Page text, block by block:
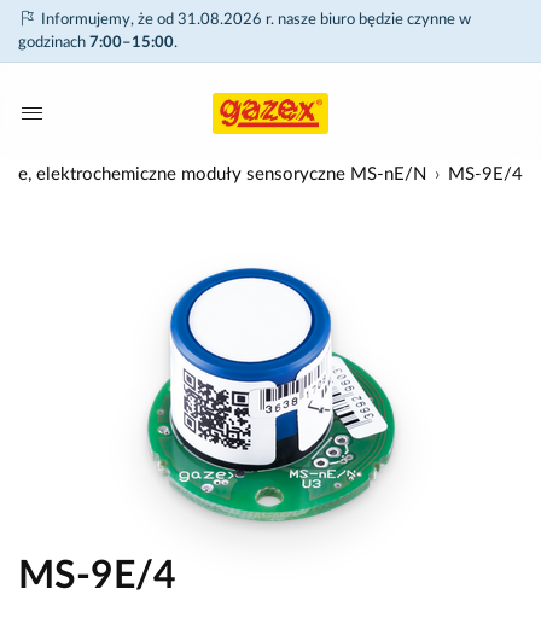
Informujemy, że od 31.08.2026 r. nasze biuro będzie czynne w
godzinach 7:00–15:00.
elektrochemiczne moduły sensoryczne MS-nE/N MS-9E/4
MS-9E/4